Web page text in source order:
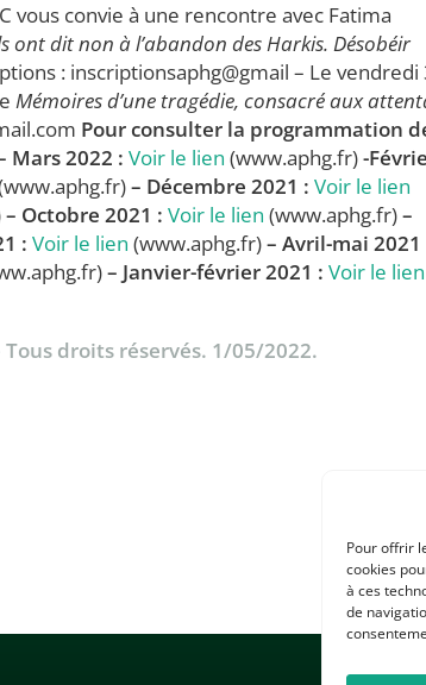
Pour offrir
cookies
à ces
de
vous convie à une rencontre avec Fatima
ont dit non à l’abandon des Harkis. Désobéir
: inscriptionsaphg@gmail – Le vendredi
Mémoires d’une tragédie, consacré aux
Pour consulter la programmation
Mars 2022 : Voir le lien (www.aphg.fr)-
– Décembre 2021 : Voir le lien
– Octobre 2021 : Voir le lien (www.aphg.fr)–
: Voir le lien (www.aphg.fr)– Avril-mai 2021
– Janvier-février 2021 : Voir le lien
droits réservés. 1/05/2022.